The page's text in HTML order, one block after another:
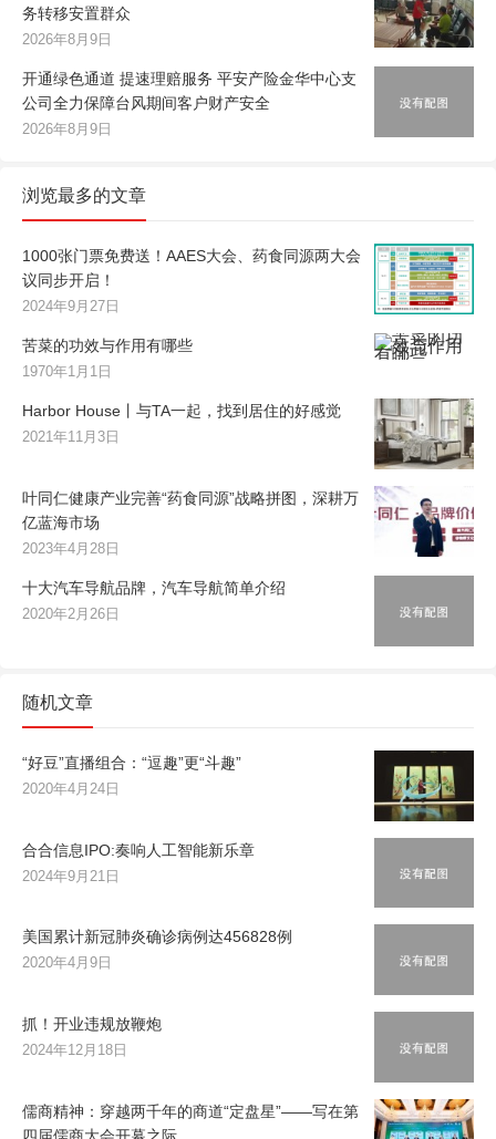
务转移安置群众
2026年8月9日
开通绿色通道 提速理赔服务 平安产险金华中心支
公司全力保障台风期间客户财产安全
2026年8月9日
浏览最多的文章
1000张门票免费送！AAES大会、药食同源两大会
议同步开启！
2024年9月27日
苦菜的功效与作用有哪些
1970年1月1日
Harbor House丨与TA一起，找到居住的好感觉
2021年11月3日
叶同仁健康产业完善“药食同源”战略拼图，深耕万
亿蓝海市场
2023年4月28日
十大汽车导航品牌，汽车导航简单介绍
2020年2月26日
随机文章
“好豆”直播组合：“逗趣”更“斗趣”
2020年4月24日
合合信息IPO:奏响人工智能新乐章
2024年9月21日
美国累计新冠肺炎确诊病例达456828例
2020年4月9日
抓！开业违规放鞭炮
2024年12月18日
儒商精神：穿越两千年的商道“定盘星”——写在第